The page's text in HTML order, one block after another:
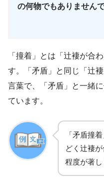
の何物でもありません
「撞着」とは「辻褄が合
す。「矛盾」と同じ「辻
言葉で、「矛盾」と一緒
ています。
「矛盾撞
どく辻褄
程度が著し